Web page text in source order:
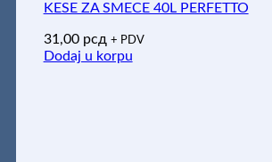
KESE ZA SMECE 40L PERFETTO
31,00 рсд + PDV
Dodaj u korpu